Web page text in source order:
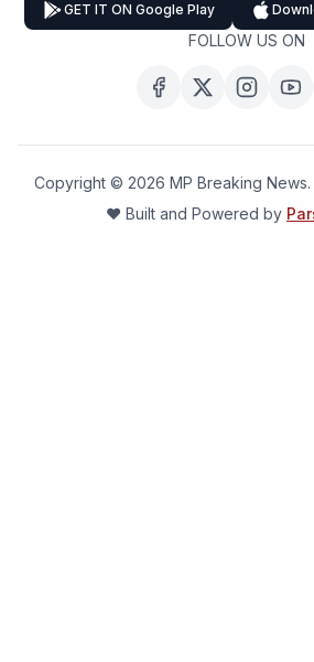
GET IT ON Google Play
FOLLOW US ON
Copyright © 2026 MP Breaking
❤️ Built and Powered by